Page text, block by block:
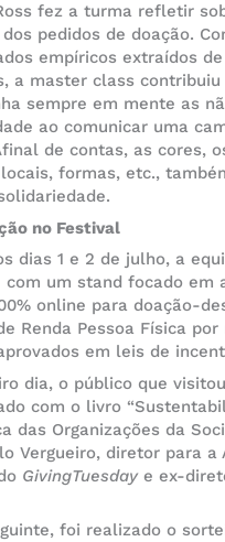
fez a turma refletir
pedidos de doação.
empíricos extraídos
a master class
sempre em mente as
ao comunicar uma
de contas, as cores,
formas, etc.,
no Festival
dias 1 e 2 de julho, a
um stand focado em
online para doação-
Renda Pessoa Física por
em leis de
dia, o público que
com o livro
das Organizações da
Vergueiro, diretor para a
GivingTuesdaye ex-
foi realizado o